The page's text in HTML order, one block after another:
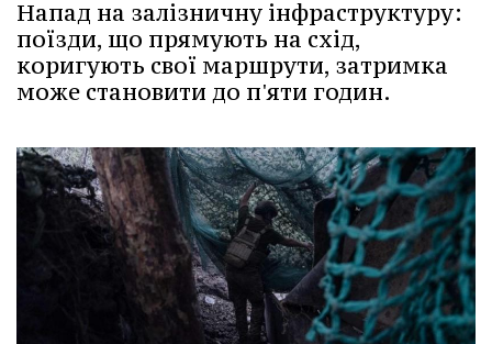
Напад на залізничну інфраструктуру:
поїзди, що прямують на схід,
коригують свої маршрути, затримка
може становити до п'яти годин.